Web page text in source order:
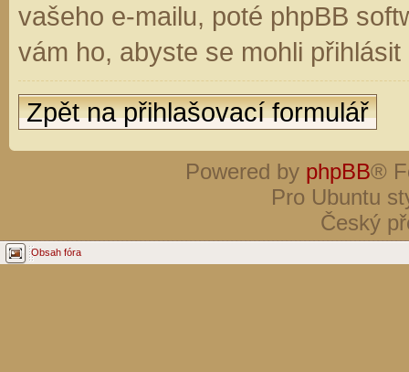
vašeho e-mailu, poté phpBB
vám ho, abyste se mohli
Zpět na přihlašovací formulář
Powered by phpBB®
Pro Ubuntu
Český
Obsah fóra